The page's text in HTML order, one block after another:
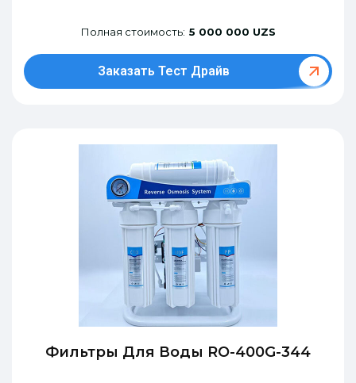
Полная стоимость: 5 000 000 UZS
Заказать Тест Драйв
Фильтры Для Воды RO-400G-344